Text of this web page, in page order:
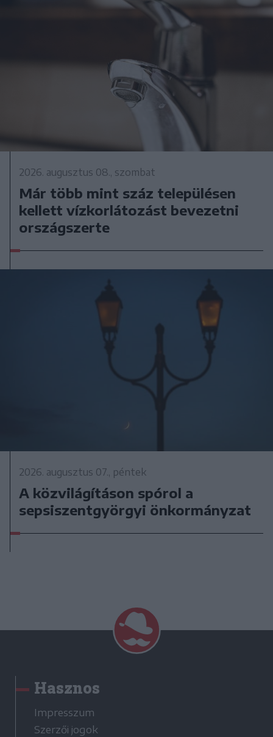
2026. augusztus 08., szombat
Már több mint száz településen
kellett vízkorlátozást bevezetni
országszerte
2026. augusztus 07., péntek
A közvilágításon spórol a
sepsiszentgyörgyi önkormányzat
Hasznos
Impresszum
Szerzői jogok